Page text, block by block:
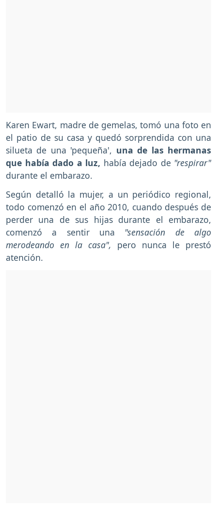
Karen Ewart, madre de gemelas, tomó una foto en
el patio de su casa y quedó sorprendida con una
silueta de una 'pequeña', una de las hermanas
que había dado a luz, había dejado de "respirar"
durante el embarazo.
Según detalló la mujer, a un periódico regional,
todo comenzó en el año 2010, cuando después de
perder una de sus hijas durante el embarazo,
comenzó a sentir una "sensación de algo
merodeando en la casa", pero nunca le prestó
atención.